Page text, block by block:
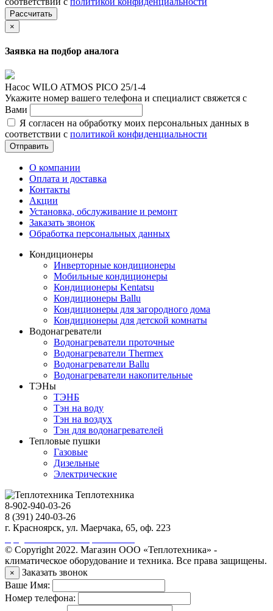
Рассчитать
×
Заявка на подбор аналога
Насос WILO ATMOS PICO 25/1-4
Укажите номер вашего телефона и специалист свяжется с
Вами
Я согласен на обработку моих персональных данных в
соответствии с политикой конфиденциальности
Отправить
О компании
Оплата и доставка
Контакты
Акции
Установка, обслуживание и ремонт
Заказать звонок
Обработка персональных данных
Кондиционеры
Инверторные кондиционеры
Мобильные кондиционеры
Кондиционеры Kentatsu
Кондиционеры Ballu
Кондиционеры для загородного дома
Кондиционеры для детской комнаты
Водонагреватели
Водонагреватели проточные
Водонагреватели Thermex
Водонагреватели Ballu
Водонагреватели накопительные
ТЭНы
ТЭНБ
Тэн на воду
Тэн на воздух
Тэн для водонагревателей
Тепловые пушки
Газовые
Дизельные
Электрические
Теплотехника
8-902-940-03-26
8 (391) 240-03-26
г. Красноярск, ул. Маерчака, 65, оф. 223
© Copyright 2022. Магазин ООО «Теплотехника» -
климатическое оборудование и техника. Все права защищены.
×
Заказать звонок
Ваше Имя:
Номер телефона: